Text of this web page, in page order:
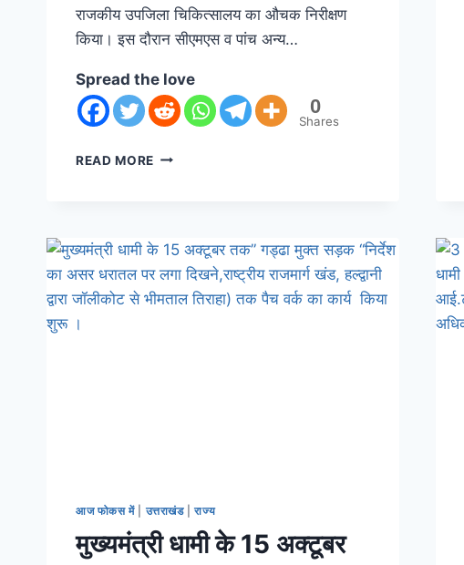
राजकीय उपजिला चिकित्सालय का औचक निरीक्षण
किया। इस दौरान सीएमएस व पांच अन्य…
Spread the love
0
Shares
READ MORE
आज फोकस में| उत्तराखंड|राज्य
मुख्यमंत्री धामी के 15 अक्टूबर